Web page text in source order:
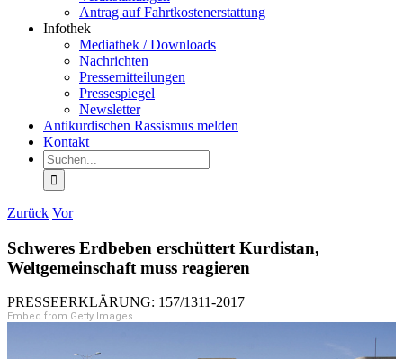
Antrag auf Fahrtkostenerstattung
Infothek
Mediathek / Downloads
Nachrichten
Pressemitteilungen
Pressespiegel
Newsletter
Antikurdischen Rassismus melden
Kontakt
Suche
nach:
Zurück Vor
Schweres Erdbeben erschüttert Kurdistan,
Weltgemeinschaft muss reagieren
PRESSEERKLÄRUNG: 157/1311-2017
Embed from Getty Images